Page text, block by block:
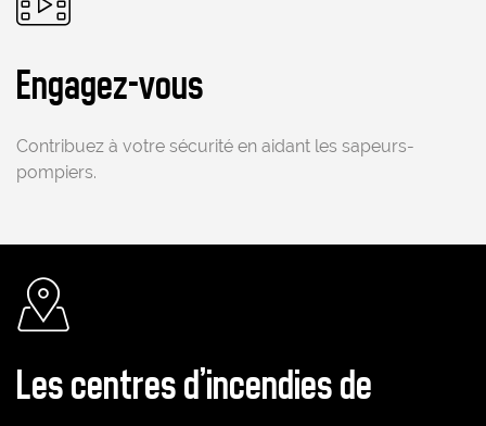
Engagez-vous
Contribuez à votre sécurité en aidant les sapeurs-
pompiers.
Les centres d'incendies de